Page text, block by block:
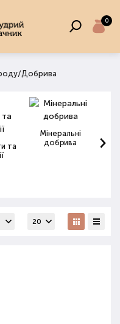
0
/Добрива
та
Мінеральні
добрива